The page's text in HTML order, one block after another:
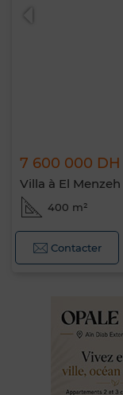
7 600 000 DH
Villa à El Menzeh
400 m²
Contacter